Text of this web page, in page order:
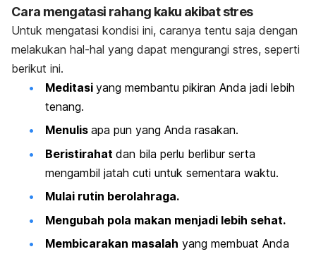
Cara mengatasi rahang kaku akibat stres
Untuk mengatasi kondisi ini, caranya tentu saja dengan
melakukan hal-hal yang dapat mengurangi stres, seperti
berikut ini.
Meditasi yang membantu pikiran Anda jadi lebih
tenang.
Menulis apa pun yang Anda rasakan.
Beristirahat dan bila perlu berlibur serta
mengambil jatah cuti untuk sementara waktu.
Mulai rutin berolahraga.
Mengubah pola makan menjadi lebih sehat.
Membicarakan masalah yang membuat Anda